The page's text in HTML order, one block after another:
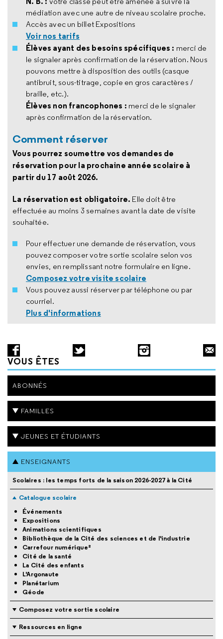
médiation avec une autre de niveau scolaire proche.
Accès avec un billet Expositions
Voir nos tarifs
Élèves ayant des besoins spécifiques : merci de
le signaler après confirmation de la réservation. Nous
pouvons mettre à disposition des outils (casque
antibruit, sous-titrage, copie en gros caractères /
braille, etc.).
Élèves non francophones : merci de le signaler
après confirmation de la réservation.
Comment réserver
Vous pourrez soumettre vos demandes de
réservation pour la prochaine année scolaire à
partir du 17 août 2026.
La réservation est obligatoire. Elle doit être
effectuée au moins 3 semaines avant la date de visite
souhaitée.
Pour effectuer une demande de réservation, vous
pouvez composer votre sortie scolaire selon vos
envies, en remplissant notre formulaire en ligne.
Composez votre visite scolaire
Vous pouvez aussi réserver par téléphone ou par
courriel.
Plus d'informations
VOUS ÊTES
ABONNÉS
FAMILLES
JEUNES ET ÉTUDIANTS
ENSEIGNANTS
Scolaires : les temps forts de la saison 2026-2027 à la Cité
Catalogue scolaire
Événements
Expositions
Animations scientifiques
Bibliothèque de la Cité des sciences et de l'industrie
Carrefour numérique²
Cité de la santé
La Cité des enfants
L'Argonaute
Planétarium
Géode
Composez votre sortie scolaire
Ressources en ligne